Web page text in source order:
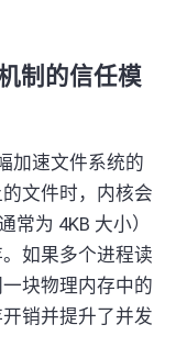
制的信任模
加速文件系统的
文件时，内核会
常为 4KB 大小）
如果多个进程读
块物理内存中的
销并提升了并发